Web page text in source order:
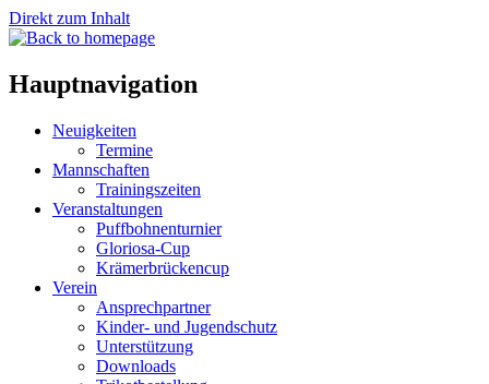
Direkt zum Inhalt
Hauptnavigation
Neuigkeiten
Termine
Mannschaften
Trainingszeiten
Veranstaltungen
Puffbohnenturnier
Gloriosa-Cup
Krämerbrückencup
Verein
Ansprechpartner
Kinder- und Jugendschutz
Unterstützung
Downloads